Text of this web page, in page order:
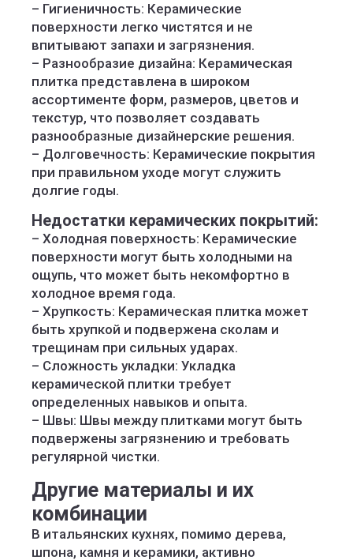
– Гигиеничность: Керамические
поверхности легко чистятся и не
впитывают запахи и загрязнения.
– Разнообразие дизайна: Керамическая
плитка представлена в широком
ассортименте форм, размеров, цветов и
текстур, что позволяет создавать
разнообразные дизайнерские решения.
– Долговечность: Керамические покрытия
при правильном уходе могут служить
долгие годы.
Недостатки керамических покрытий:
– Холодная поверхность: Керамические
поверхности могут быть холодными на
ощупь, что может быть некомфортно в
холодное время года.
– Хрупкость: Керамическая плитка может
быть хрупкой и подвержена сколам и
трещинам при сильных ударах.
– Сложность укладки: Укладка
керамической плитки требует
определенных навыков и опыта.
– Швы: Швы между плитками могут быть
подвержены загрязнению и требовать
регулярной чистки.
Другие материалы и их
комбинации
В итальянских кухнях, помимо дерева,
шпона, камня и керамики, активно